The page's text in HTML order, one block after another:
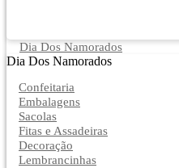
Dia Dos Namorados
Dia Dos Namorados
Confeitaria
Embalagens
Sacolas
Fitas e Assadeiras
Decoração
Lembrancinhas